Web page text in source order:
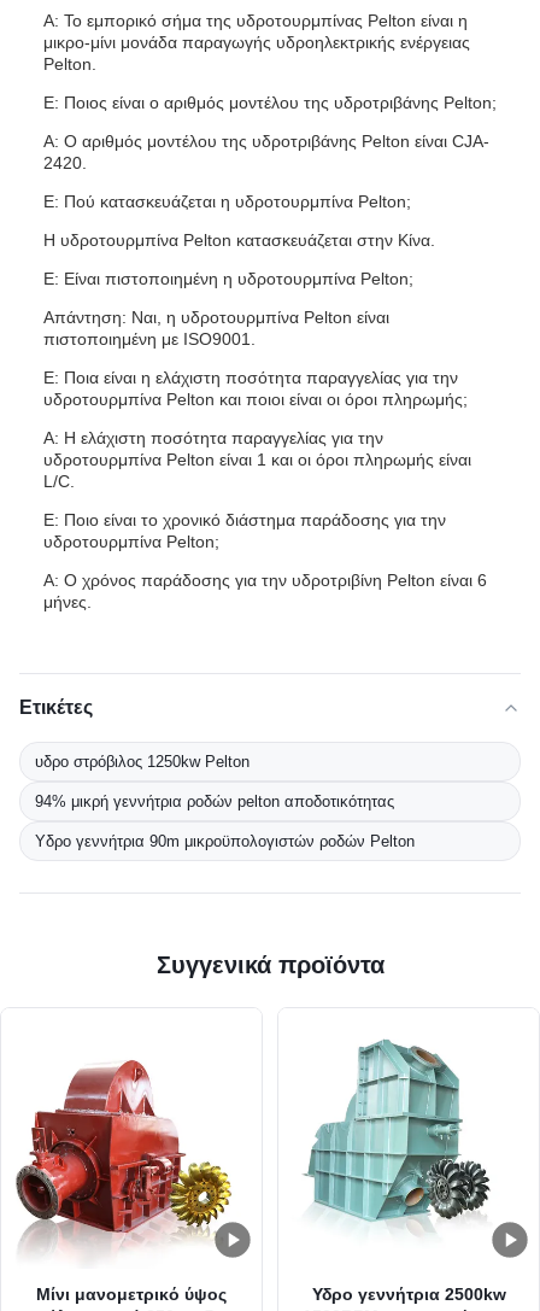
Α: Το εμπορικό σήμα της υδροτουρμπίνας Pelton είναι η
μικρο-μίνι μονάδα παραγωγής υδροηλεκτρικής ενέργειας
Pelton.
Ε: Ποιος είναι ο αριθμός μοντέλου της υδροτριβάνης Pelton;
Α: Ο αριθμός μοντέλου της υδροτριβάνης Pelton είναι CJA-
2420.
Ε: Πού κατασκευάζεται η υδροτουρμπίνα Pelton;
Η υδροτουρμπίνα Pelton κατασκευάζεται στην Κίνα.
Ε: Είναι πιστοποιημένη η υδροτουρμπίνα Pelton;
Απάντηση: Ναι, η υδροτουρμπίνα Pelton είναι
πιστοποιημένη με ISO9001.
Ε: Ποια είναι η ελάχιστη ποσότητα παραγγελίας για την
υδροτουρμπίνα Pelton και ποιοι είναι οι όροι πληρωμής;
Α: Η ελάχιστη ποσότητα παραγγελίας για την
υδροτουρμπίνα Pelton είναι 1 και οι όροι πληρωμής είναι
L/C.
Ε: Ποιο είναι το χρονικό διάστημα παράδοσης για την
υδροτουρμπίνα Pelton;
Α: Ο χρόνος παράδοσης για την υδροτριβίνη Pelton είναι 6
μήνες.
Ετικέτες
υδρο στρόβιλος 1250kw Pelton
94% μικρή γεννήτρια ροδών pelton αποδοτικότητας
Υδρο γεννήτρια 90m μικροϋπολογιστών ροδών Pelton
Συγγενικά προϊόντα
Μίνι μανομετρικό ύψος
Υδρο γεννήτρια 2500kw